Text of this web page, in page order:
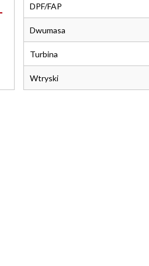
DPF/FAP
Dwumasa
Turbina
Wtryski